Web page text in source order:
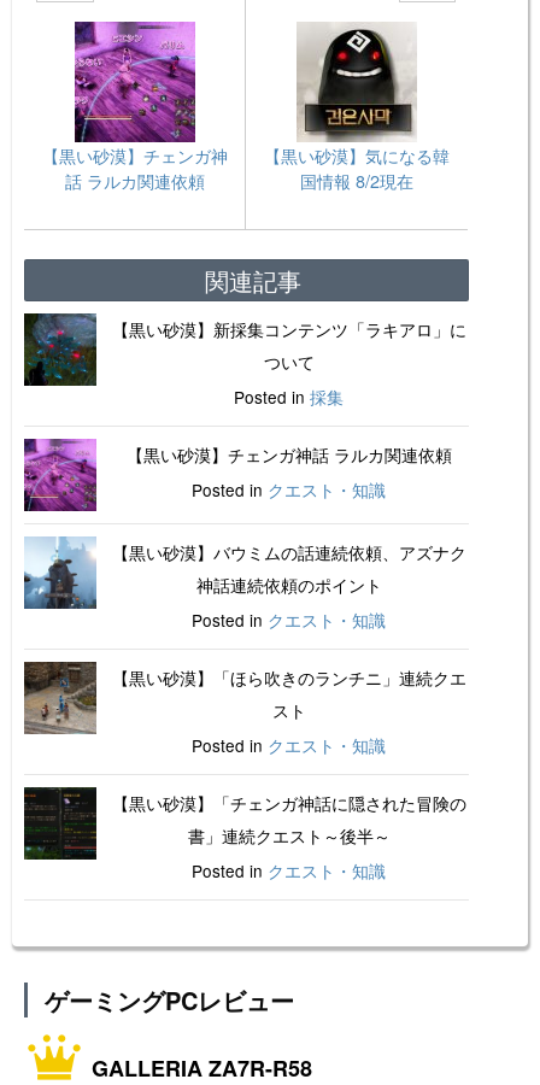
【黒い砂漠】チェンガ神
話 ラルカ関連依頼
【黒い砂漠】気になる韓
国情報 8/2現在
関連記事
【黒い砂漠】新採集コンテンツ「ラキアロ」に
ついて
Posted in 採集
【黒い砂漠】チェンガ神話 ラルカ関連依頼
Posted in クエスト・知識
【黒い砂漠】バウミムの話連続依頼、アズナク
神話連続依頼のポイント
Posted in クエスト・知識
【黒い砂漠】「ほら吹きのランチニ」連続クエ
スト
Posted in クエスト・知識
【黒い砂漠】「チェンガ神話に隠された冒険の
書」連続クエスト～後半～
Posted in クエスト・知識
ゲーミングPCレビュー
GALLERIA ZA7R-R58